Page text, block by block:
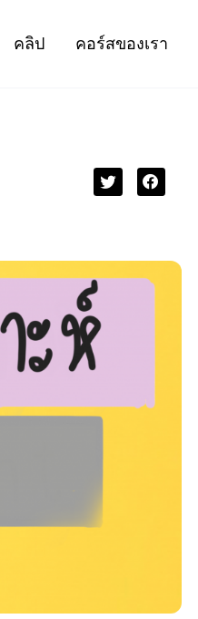
คลิป คอร์สของเรา